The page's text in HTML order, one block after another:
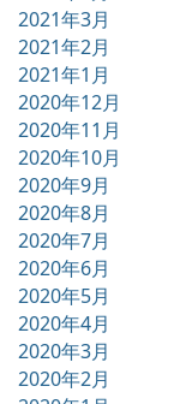
2021年3月
2021年2月
2021年1月
2020年12月
2020年11月
2020年10月
2020年9月
2020年8月
2020年7月
2020年6月
2020年5月
2020年4月
2020年3月
2020年2月